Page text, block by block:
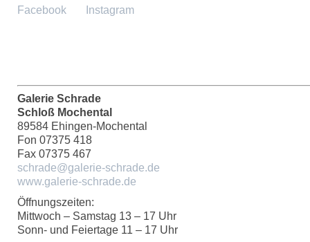
Facebook
Instagram
Galerie Schrade
Schloß Mochental
89584 Ehingen-Mochental
Fon 07375 418
Fax 07375 467
schrade@galerie-schrade.de
www.galerie-schrade.de
Öffnungszeiten:
Mittwoch – Samstag 13 – 17 Uhr
Sonn- und Feiertage 11 – 17 Uhr